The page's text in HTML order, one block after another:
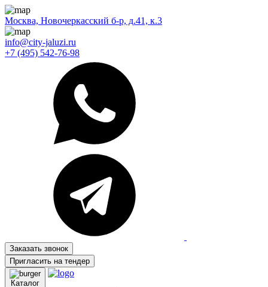
Москва, Новочеркасский б-р, д.41, к.3
info@city-jaluzi.ru
+7 (495) 542-76-98
Заказать звонок
Пригласить на тендер
Каталог